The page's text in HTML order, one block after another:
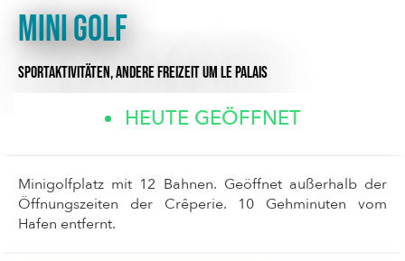
Mini Golf
SPORTAKTIVITÄTEN,ANDERE FREIZEITUM LE PALAIS
HEUTE GEÖFFNET
Minigolfplatz mit 12 Bahnen. Geöffnet außerhalb der
Öffnungszeiten der Crêperie. 10 Gehminuten vom
Hafen entfernt.